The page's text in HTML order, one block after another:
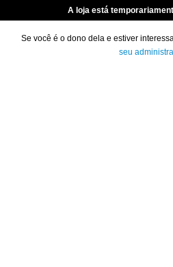
A loja está
Se você é o dono dela e estiver
seu